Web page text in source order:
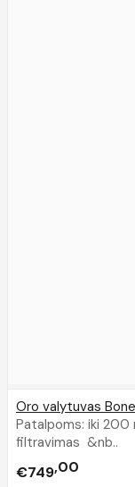
Oro valytuvas
Patalpoms: iki 200
filtravimas &nb..
€749 00